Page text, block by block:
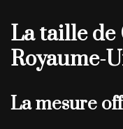
La taille de
Royaume-
La mesure